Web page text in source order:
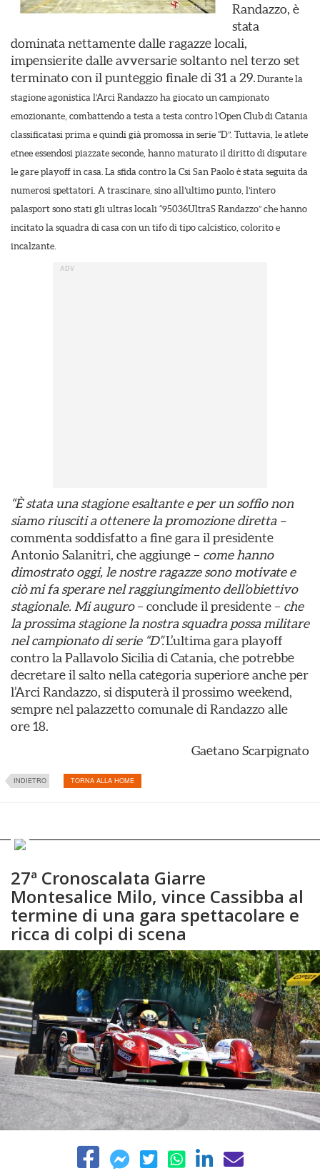
Randazzo, è
stata
dominata nettamente dalle ragazze locali,
impensierite dalle avversarie soltanto nel terzo set
terminato con il punteggio finale di 31 a 29. Durante la
stagione agonistica l’Arci Randazzo ha giocato un campionato
emozionante, combattendo a testa a testa contro l’Open Club di Catania
classificatasi prima e quindi già promossa in serie “D”. Tuttavia, le atlete
etnee essendosi piazzate seconde, hanno maturato il diritto di disputare
le gare playoff in casa. La sfida contro la Csi San Paolo è stata seguita da
numerosi spettatori. A trascinare, sino all’ultimo punto, l’intero
palasport sono stati gli ultras locali “95036UltraS Randazzo” che hanno
incitato la squadra di casa con un tifo di tipo calcistico, colorito e
incalzante.
“È stata una stagione esaltante e per un soffio non
siamo riusciti a ottenere la promozione diretta –
commenta soddisfatto a fine gara il presidente
Antonio Salanitri, che aggiunge – come hanno
dimostrato oggi, le nostre ragazze sono motivate e
ciò mi fa sperare nel raggiungimento dell’obiettivo
stagionale. Mi auguro– conclude il presidente – che
la prossima stagione la nostra squadra possa militare
nel campionato di serie “D”.L’ultima gara playoff
contro la Pallavolo Sicilia di Catania, che potrebbe
decretare il salto nella categoria superiore anche per
l’Arci Randazzo, si disputerà il prossimo weekend,
sempre nel palazzetto comunale di Randazzo alle
ore 18.
Gaetano Scarpignato
INDIETRO TORNA ALLA HOME
27ª Cronoscalata Giarre
Montesalice Milo, vince Cassibba al
termine di una gara spettacolare e
ricca di colpi di scena